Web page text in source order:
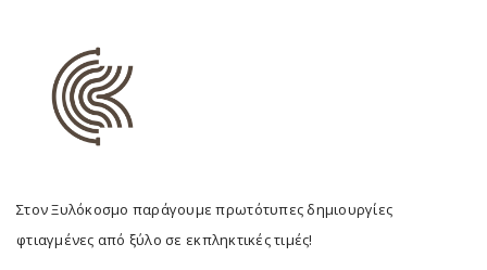
Στον Ξυλόκοσμο παράγουμε πρωτότυπες δημιουργίες
φτιαγμένες από ξύλο σε εκπληκτικές τιμές!